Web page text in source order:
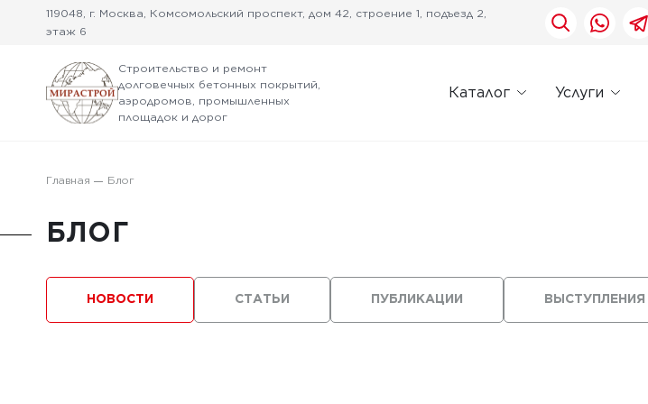
119048, г. Москва, Комсомольский проспект, дом 42, строение 1, подъезд 2,
этаж 6
Строительство и ремонт
долговечных бетонных покрытий,
аэродромов, промышленных
площадок и дорог
Каталог Услуги
Главная Блог
БЛОГ
ВЫСТУПЛЕНИЯ
ПУБЛИКАЦИИ
НОВОСТИ СТАТЬИ